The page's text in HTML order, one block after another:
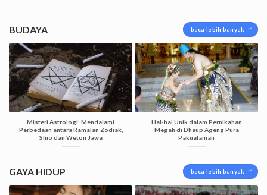
BUDAYA baca lebih banyak
Misteri Astrologi: Mendalami
Perbedaan antara Ramalan Zodiak,
Shio dan Weton Jawa
Hal-hal Unik dalam Pernikahan
Megah di Dhaup Ageng Pura
Pakualaman
GAYA HIDUP baca lebih banyak